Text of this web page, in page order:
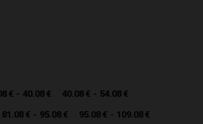
€ - 40.08 €
40.08 € - 54.08 €
81.08 € - 95.08 €
95.08 € - 109.08 €